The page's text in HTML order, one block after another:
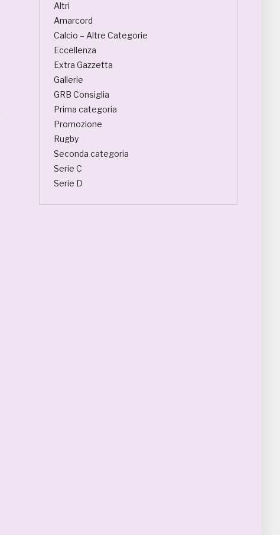
Altri
Amarcord
Calcio – Altre Categorie
Eccellenza
Extra Gazzetta
Gallerie
GRB Consiglia
Prima categoria
Promozione
Rugby
Seconda categoria
Serie C
Serie D